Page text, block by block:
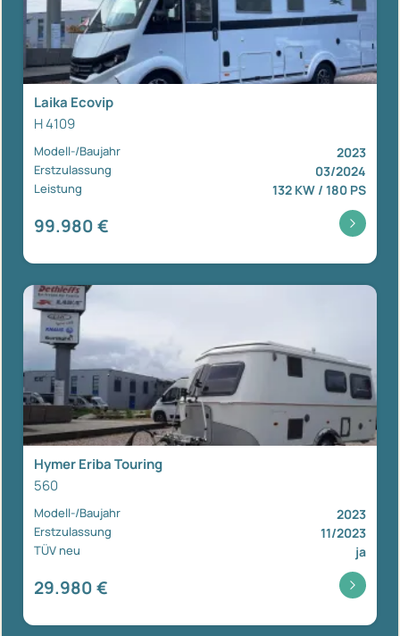
Laika Ecovip
H 4109
Modell-/Baujahr 2023
Erstzulassung 03/2024
Leistung 132 KW / 180 PS
99.980 €
Hymer Eriba Touring
560
Modell-/Baujahr 2023
Erstzulassung 11/2023
TÜV neu ja
29.980 €